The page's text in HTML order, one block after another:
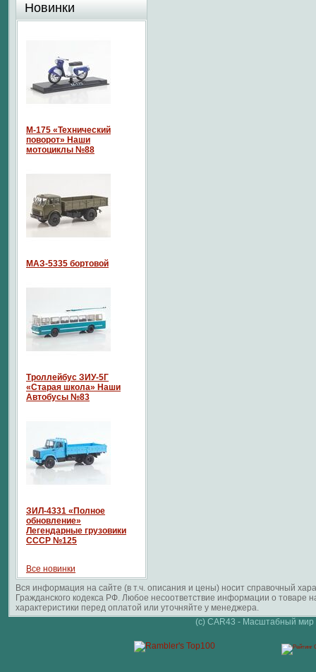
Новинки
М-175 «Технический
поворот» Наши
мотоциклы №88
МАЗ-5335 бортовой
Троллейбус ЗИУ-5Г
«Старая школа» Наши
Автобусы №83
ЗИЛ-4331 «Полное
обновление»
Легендарные грузовики
СССР №125
Все новинки
Вся информация на сайте (в т.ч. описания и цены) носит справочный
Гражданского кодекса РФ. Любое несоответствие информации о
характеристики перед оплатой или уточняйте у менеджера.
(c) CAR43 - Масштабный мир